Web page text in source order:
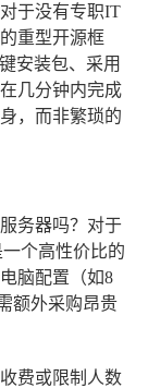
对于没有专职IT
重型开源框
安装包、采用
几分钟内完成
，而非繁琐的
务器吗？ 对于
个高性价比的
脑配置（如8
额外采购昂贵
费或限制人数